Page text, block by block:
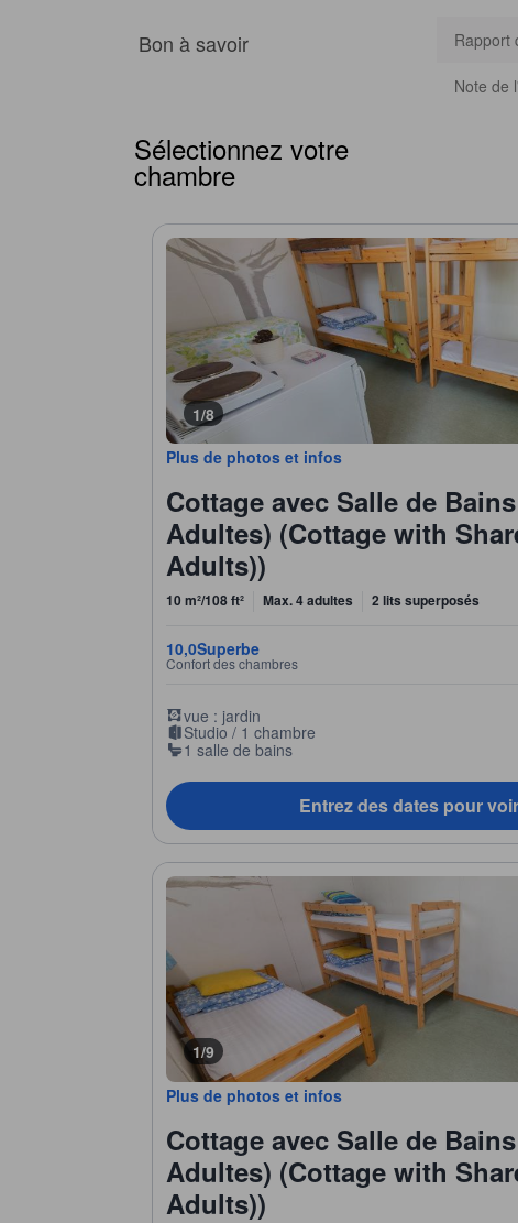
Bon à savoir Rapport
Note de
Sélectionnez votre
chambre
1/8
Plus de photos et infos
Cottage avec Salle de
Adultes) (Cottage with
Adults))
10 m²/108 ft² Max. 4 adultes 2 lits superposés
10,0Superbe
Confort des chambres
vue : jardin
Studio / 1 chambre
1 salle de bains
Entrez des dates pour
1/9
Plus de photos et infos
Cottage avec Salle de
Adultes) (Cottage with
Adults))